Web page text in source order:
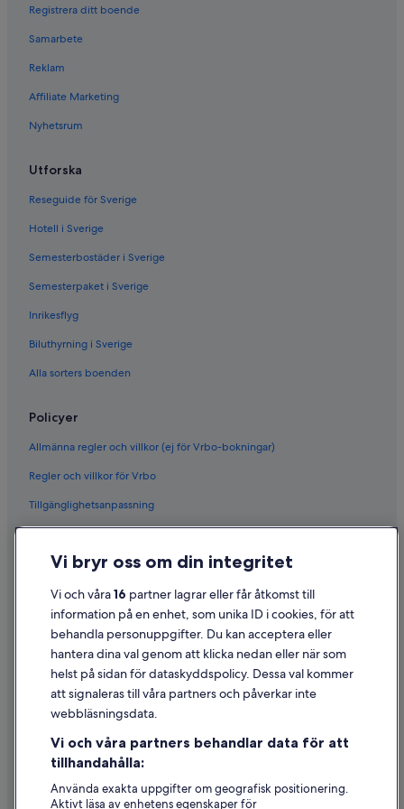
Hyrbilar i Los Angeles
Hyrbilar i Rom
Hyrbilar i San Diego County
Hyrbilar i Oahu
Hyrbilar i Chicago
Biluthyrningsfirmor i Ungern
Hyrbilar från Enterprise i Ungern
Hyrbilar från Hertz i Ungern
Hyrbilar från Thrifty Car Rental i Ungern
Hyrbilar från Dollar Rent A Car i Ungern
Hyrbilar från Payless i Ungern
Hyrbilar från Europcar i Ungern
Hitta andra bilklasser i Ungern
Hyrbilar i kategorin Mini i Ungern
Hyrbilar i kategorin Economy i Ungern
Hyrbilar i kategorin Compact i Ungern
Hyrbilar i kategorin Midsize i Ungern
Hyrbilar i kategorin Fullsize i Ungern
Registrera ditt boende
Samarbete
Reklam
Affiliate Marketing
Nyhetsrum
Utforska
Reseguide för Sverige
Hotell i Sverige
Semesterbostäder i Sverige
Semesterpaket i Sverige
Inrikesflyg
Biluthyrning i Sverige
Alla sorters boenden
Policyer
Allmänna regler och villkor (ej för Vrbo-bokningar)
Regler och villkor för Vrbo
Tillgänglighetsanpassning
Cookies
Användarvillkor
Juridisk information/Kontakta oss
Riktlinjer för innehåll och anmäla innehåll
Hjälp
Avboka eller ändra din bokning
Återbetalningsprocess och tidslinjer
Vi bryr oss om din integritet
Vi och våra16 partner lagrar eller får åtkomst till
information på en enhet, som unika ID i cookies, för att
behandla personuppgifter. Du kan acceptera eller
hantera dina val genom att klicka nedan eller när som
helst på sidan för dataskyddspolicy. Dessa val kommer
att signaleras till våra partners och påverkar inte
webbläsningsdata.
Vi och våra partners behandlar data för att
tillhandahålla:
Använda exakta uppgifter om geografisk positionering.
Aktivt läsa av enhetens egenskaper för